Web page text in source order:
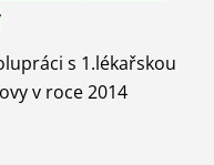
s 1.lékařskou
v roce 2014